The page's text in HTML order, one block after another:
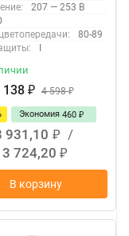
207 — 253 В
80-89
I
138 ₽ 4 598₽
Экономия 460 ₽
931,10 ₽
/
3 724,20 ₽
В корзину